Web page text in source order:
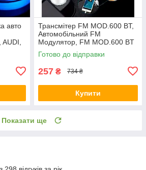
авто
Трансмітер FM MOD.600 BT,
Автомобільний FM
Модулятор, FM MOD.600 BT
Готово до відправки
257 ₴ 734 ₴
Купити
Показати ще